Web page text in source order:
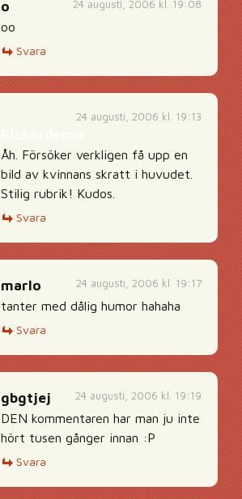
24 augusti, 2006 kl. 19:08
o
oo
Svara
24 augusti, 2006 kl. 19:13
Åh. Försöker verkligen få upp en
bild av kvinnans skratt i huvudet.
Stilig rubrik! Kudos.
Svara
24 augusti, 2006 kl. 19:17
marlo
tanter med dålig humor hahaha
Svara
24 augusti, 2006 kl. 19:19
gbgtjej
DEN kommentaren har man ju inte
hört tusen gånger innan :P
Svara